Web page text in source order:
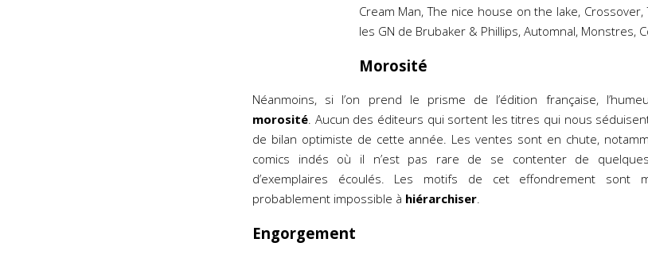
Cream Man, The nice house on the lake,
les GN de Brubaker & Phillips, Automnal, Monstres,
Morosité
Néanmoins, si l’on prend le prisme de l’édition française,
morosité. Aucun des éditeurs qui sortent les titres qui nous
de bilan optimiste de cette année. Les ventes sont en chute,
comics indés où il n’est pas rare de se contenter de
d’exemplaires écoulés. Les motifs de cet effondrement sont
probablement impossible à hiérarchiser.
Engorgement